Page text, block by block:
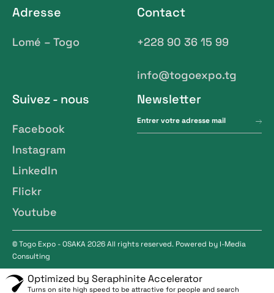
Adresse
Lomé – Togo
Contact
+228 90 36 15 99
info@togoexpo.tg
Suivez - nous
Facebook
Instagram
LinkedIn
Flickr
Youtube
Newsletter
© Togo Expo - OSAKA 2026 All rights reserved. Powered by I-Media
Consulting
Optimized by Seraphinite Accelerator
Turns on site high speed to be attractive for people and search